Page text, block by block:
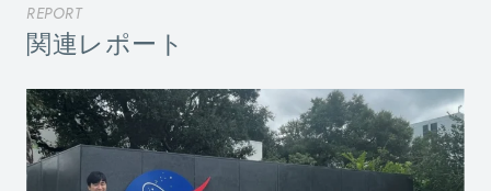
REPORT
関連レポート